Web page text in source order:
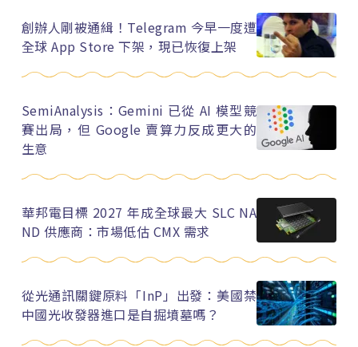
創辦人剛被通緝！Telegram 今早一度遭
全球 App Store 下架，現已恢復上架
SemiAnalysis：Gemini 已從 AI 模型競
賽出局，但 Google 賣算力反成更大的
生意
華邦電目標 2027 年成全球最大 SLC NA
ND 供應商：市場低估 CMX 需求
從光通訊關鍵原料「InP」出發：美國禁
中國光收發器進口是自掘墳墓嗎？